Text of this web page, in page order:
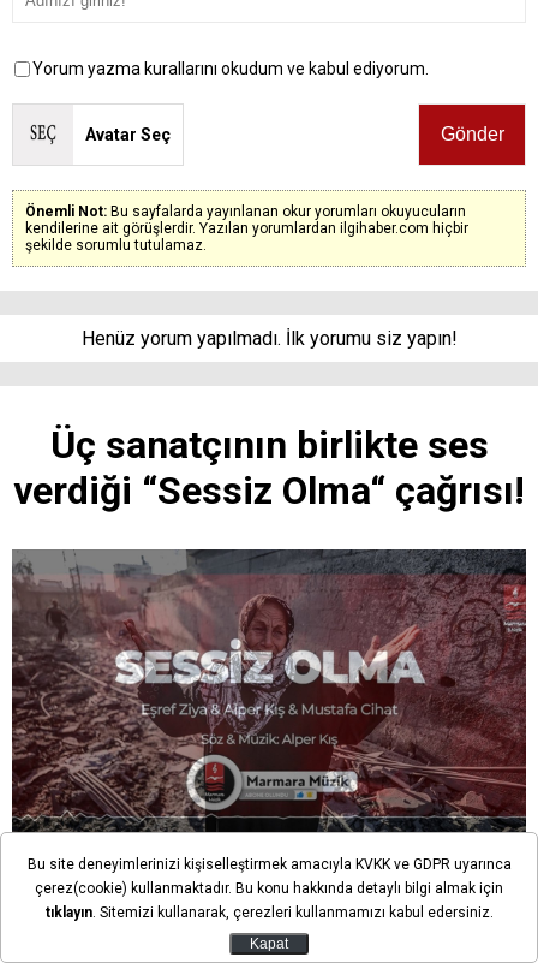
Yorum yazma kurallarını okudum ve kabul ediyorum.
Avatar Seç
Önemli Not: Bu sayfalarda yayınlanan okur yorumları okuyucuların
kendilerine ait görüşlerdir. Yazılan yorumlardan ilgihaber.com hiçbir
şekilde sorumlu tutulamaz.
Henüz yorum yapılmadı. İlk yorumu siz yapın!
Üç sanatçının birlikte ses
verdiği “Sessiz Olma“ çağrısı!
Ekl. Tarihi: 12 Kasım 2024 13:55
Bu site deneyimlerinizi kişiselleştirmek amacıyla KVKK ve GDPR uyarınca
çerez(cookie) kullanmaktadır. Bu konu hakkında detaylı bilgi almak için
tıklayın. Sitemizi kullanarak, çerezleri kullanmamızı kabul edersiniz.
Kapat